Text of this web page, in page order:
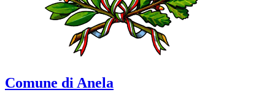
Comune di Anela